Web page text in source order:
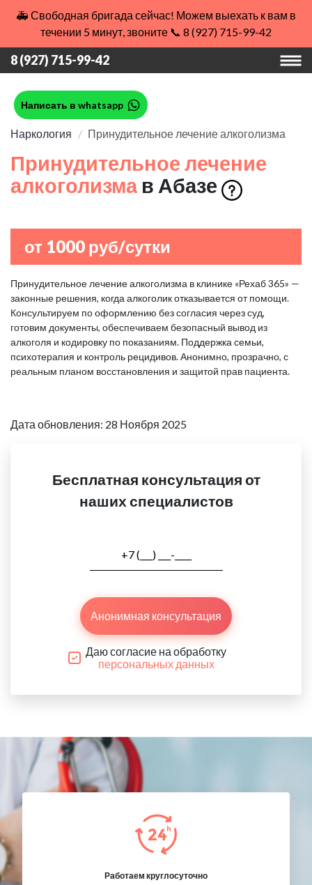
🚑 Свободная бригада сейчас! Можем выехать к вам в
течении 5 минут, звоните 📞 8 (927) 715-99-42
8 (927) 715-99-42
Написать в whatsapp
Наркология Принудительное лечение алкоголизма
Принудительное лечение
алкоголизма в Абазе
от 1000 руб/сутки
Принудительное лечение алкоголизма в клинике «Рехаб 365» —
законные решения, когда алкоголик отказывается от помощи.
Консультируем по оформлению без согласия через суд,
готовим документы, обеспечиваем безопасный вывод из
алкоголя и кодировку по показаниям. Поддержка семьи,
психотерапия и контроль рецидивов. Анонимно, прозрачно, с
реальным планом восстановления и защитой прав пациента.
Дата обновления: 28 Ноября 2025
Бесплатная консультация от
наших специалистов
Анонимная консультация
Даю согласие на обработку
персональных данных
Работаем круглосуточно